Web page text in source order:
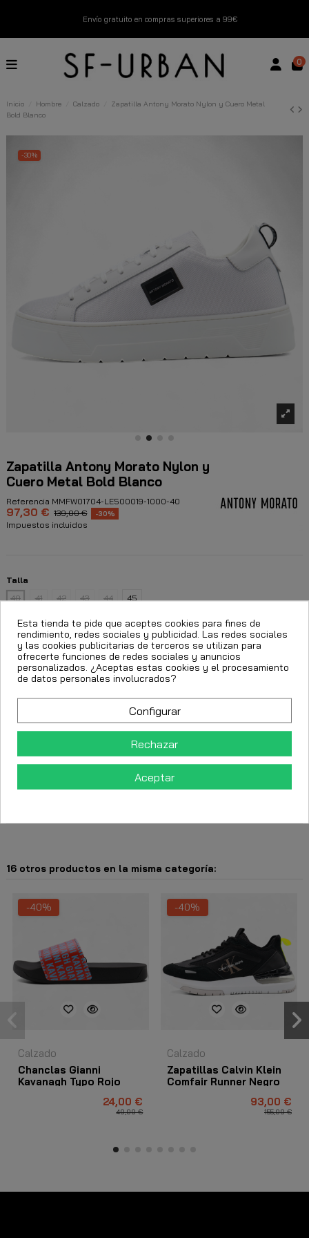
Envío gratuito en compras superiores a 99€
Nuevos productos disponibles esta semana
0
Inicio Hombre Calzado
Zapatilla Antony Morato Nylon y Cuero Metal
Bold Blanco
-30%
Zapatilla Antony Morato Nylon y
Cuero Metal Bold Blanco
Referencia MMFW01704-LE500019-1000-40
97,30 € 139,00 € -30%
Impuestos incluidos
Talla
40
41 42 43 44 45
Añadir al carrito
Descripción
16 otros productos en la misma categoría:
-40%
Calzado
Chanclas Gianni
Kavanagh Typo Rojo
24,00 €
40,00 €
-40%
Calzado
Zapatillas Calvin Klein
Comfair Runner Negro
93,00 €
155,00 €
Esta tienda te pide que aceptes cookies para fines de
rendimiento, redes sociales y publicidad. Las redes sociales
y las cookies publicitarias de terceros se utilizan para
ofrecerte funciones de redes sociales y anuncios
personalizados. ¿Aceptas estas cookies y el procesamiento
de datos personales involucrados?
Configurar
Rechazar
Aceptar